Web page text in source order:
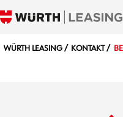
WÜRTH LEASING KONTAKT